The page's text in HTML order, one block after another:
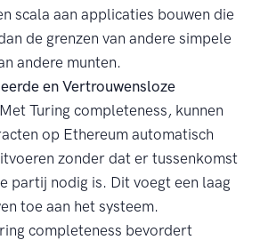
scala aan applicaties bouwen die
de grenzen van andere simpele
andere munten.
en Vertrouwensloze
Met Turing completeness, kunnen
op Ethereum automatisch
zonder dat er tussenkomst
partij nodig is. Dit voegt een laag
toe aan het systeem.
completeness bevordert